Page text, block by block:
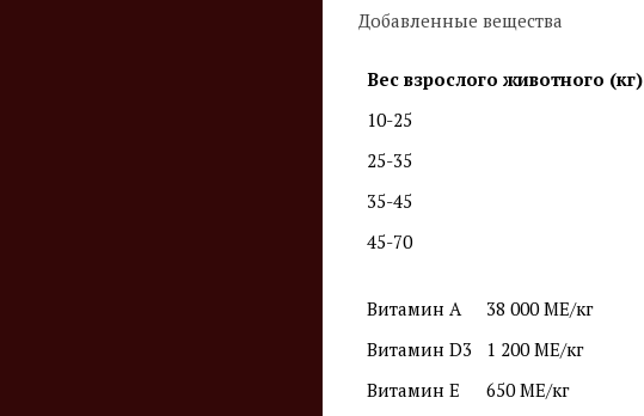
Добавленные вещества
Вес взрослого животного (кг)
10-25
25-35
35-45
45-70
Витамин A
38 000 МЕ/кг
Витамин D3
1 200 МЕ/кг
Витамин E
650 МЕ/кг